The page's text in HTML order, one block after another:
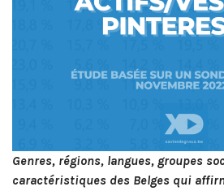
Genres, régions, langues, groupes
caractéristiques des Belges qui